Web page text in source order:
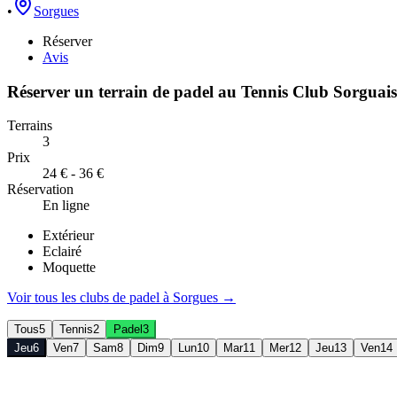
•
Sorgues
Réserver
Avis
Réserver un terrain de padel au Tennis Club Sorguais
Terrains
3
Prix
24 € - 36 €
Réservation
En ligne
Extérieur
Eclairé
Moquette
Voir tous les clubs de padel à Sorgues →
Tous5 Tennis2 Padel 3
Jeu6 Ven7 Sam8 Dim9 Lun10 Mar11 Mer12 Jeu13 Ven14